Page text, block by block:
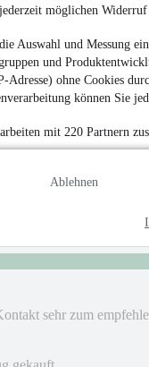
möglichen
Auswahl und Messung
und
Adresse) ohne Cookies
können Sie
mit 220 Partnern
Ablehnen
wie beschrieben
sehr zum